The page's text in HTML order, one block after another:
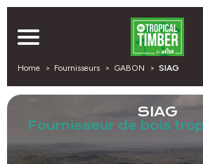
Home Fournisseurs GABON SIAG
SIAG
Fournisseur de bois